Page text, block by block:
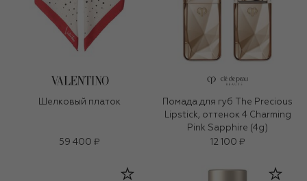
Шелковый платок
59 400 ₽
Помада для губ The Precious
Lipstick, оттенок 4 Charming
Pink Sapphire (4g)
12 100 ₽